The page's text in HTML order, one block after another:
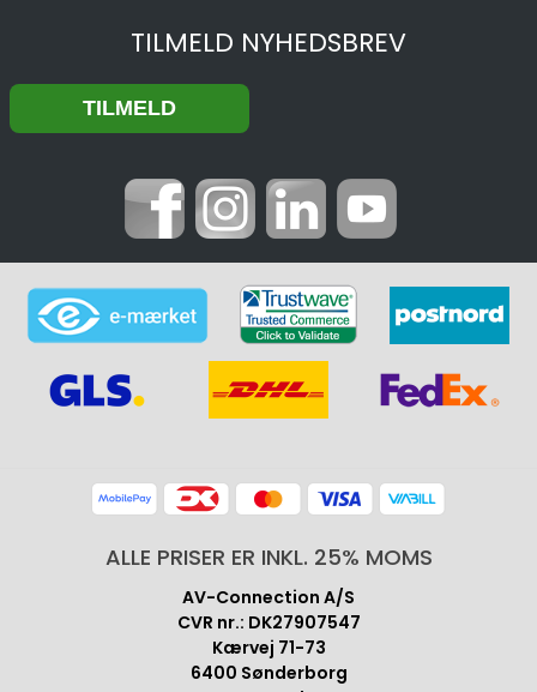
TILMELD NYHEDSBREV
ALLE PRISER ER INKL. 25% MOMS
AV-Connection A/S
CVR nr.: DK27907547
Kærvej 71-73
6400 Sønderborg